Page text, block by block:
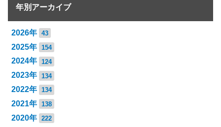
年別アーカイブ
2026年 43
2025年 154
2024年 124
2023年 134
2022年 134
2021年 138
2020年 222